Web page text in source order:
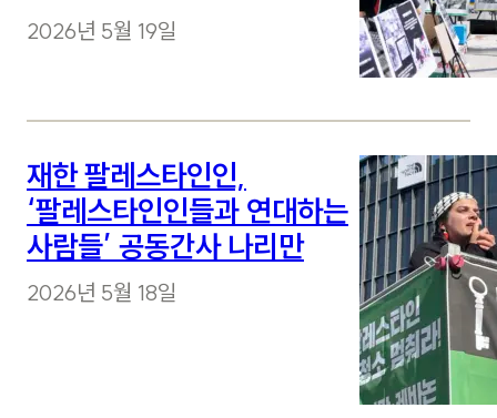
2026년 5월 19일
재한 팔레스타인인,
‘팔레스타인인들과 연대하는
사람들’ 공동간사 나리만
2026년 5월 18일